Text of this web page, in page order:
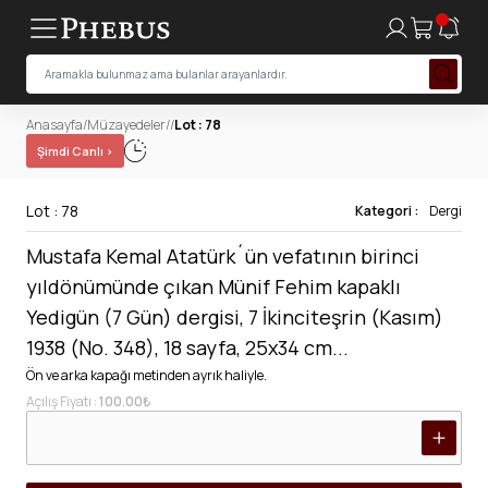
Anasayfa/Müzayedeler//Lot : 78
Şimdi Canlı ›
Lot : 78 Kategori : Dergi
Mustafa Kemal Atatürk´ün vefatının birinci
yıldönümünde çıkan Münif Fehim kapaklı
Yedigün (7 Gün) dergisi, 7 İkinciteşrin (Kasım)
1938 (No. 348), 18 sayfa, 25x34 cm...
Ön ve arka kapağı metinden ayrık haliyle.
Açılış Fiyatı :100.00₺